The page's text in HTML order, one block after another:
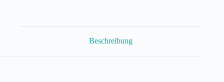
Beschreibung